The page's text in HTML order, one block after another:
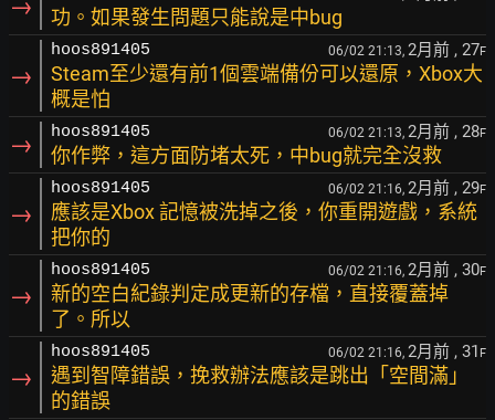
→ 功。如果發生問題只能說是中bug
→
hoos891405 06/02 21:13, 2月前 , 27F
Steam至少還有前1個雲端備份可以還原，Xbox大
概是怕
→ hoos891405 06/02 21:13, 2月前 , 28F
你作弊，這方面防堵太死，中bug就完全沒救
→
hoos891405 06/02 21:16, 2月前 , 29F
應該是Xbox 記憶被洗掉之後，你重開遊戲，系統
把你的
→
hoos891405 06/02 21:16, 2月前 , 30F
新的空白紀錄判定成更新的存檔，直接覆蓋掉
了。所以
→
hoos891405 06/02 21:16, 2月前 , 31 F
遇到智障錯誤，挽救辦法應該是跳出「空間滿」
的錯誤